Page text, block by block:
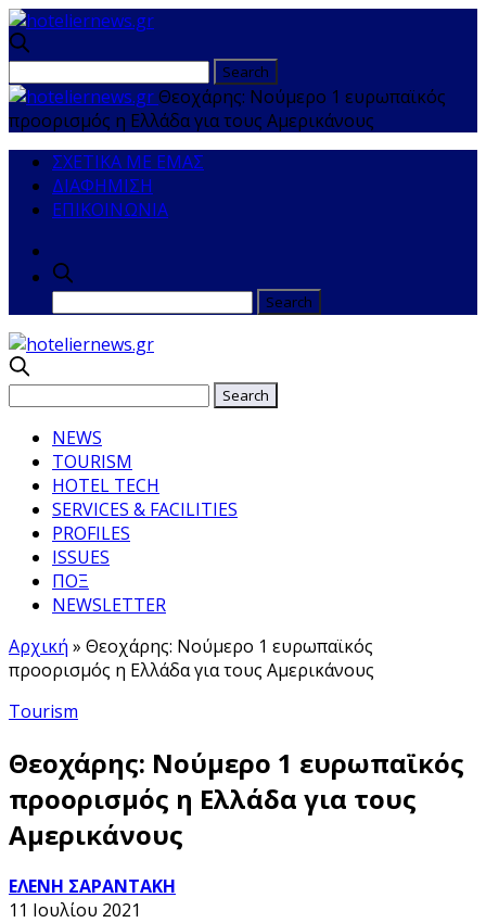
Θεοχάρης: Νούμερο 1 ευρωπαϊκός
προορισμός η Ελλάδα για τους Αμερικάνους
ΣΧΕΤΙΚΑ ΜΕ ΕΜΑΣ
ΔΙΑΦΗΜΙΣΗ
ΕΠΙΚΟΙΝΩΝΙΑ
NEWS
TOURISM
HOTEL TECH
SERVICES & FACILITIES
PROFILES
ISSUES
ΠΟΞ
NEWSLETTER
Αρχική » Θεοχάρης: Νούμερο 1 ευρωπαϊκός
προορισμός η Ελλάδα για τους Αμερικάνους
Tourism
Θεοχάρης: Νούμερο 1 ευρωπαϊκός
προορισμός η Ελλάδα για τους
Αμερικάνους
ΕΛΕΝΗ ΣΑΡΑΝΤΑΚΗ
11 Ιουλίου 2021